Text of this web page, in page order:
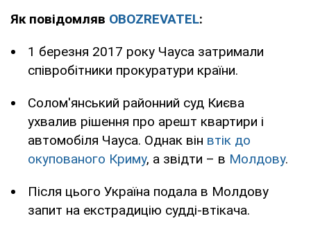
Як повідомляв OBOZREVATEL:
1 березня 2017 року Чауса затримали
співробітники прокуратури країни.
Солом'янський районний суд Києва
ухвалив рішення про арешт квартири і
автомобіля Чауса. Однак він втік до
окупованого Криму, а звідти – в Молдову.
Після цього Україна подала в Молдову
запит на екстрадицію судді-втікача.